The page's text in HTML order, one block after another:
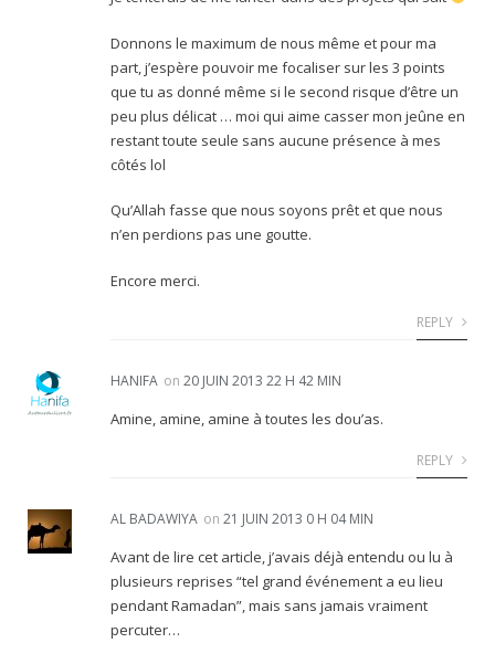
Donnons le maximum de nous même et pour ma
part, j’espère pouvoir me focaliser sur les 3 points
que tu as donné même si le second risque d’être un
peu plus délicat … moi qui aime casser mon jeûne en
restant toute seule sans aucune présence à mes
côtés lol
Qu’Allah fasse que nous soyons prêt et que nous
n’en perdions pas une goutte.
Encore merci.
REPLY
HANIFA on 20 JUIN 2013 22 H 42 MIN
Amine, amine, amine à toutes les dou’as.
REPLY
AL BADAWIYA on 21 JUIN 2013 0 H 04 MIN
Avant de lire cet article, j’avais déjà entendu ou lu à
plusieurs reprises “tel grand événement a eu lieu
pendant Ramadan”, mais sans jamais vraiment
percuter…